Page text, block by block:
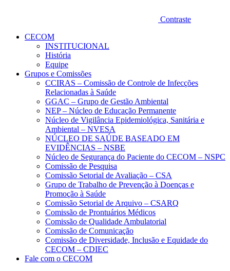
Contraste
CECOM
INSTITUCIONAL
História
Equipe
Grupos e Comissões
CCIRAS – Comissão de Controle de Infecções
Relacionadas à Saúde
GGAC – Grupo de Gestão Ambiental
NEP – Núcleo de Educação Permanente
Núcleo de Vigilância Epidemiológica, Sanitária e
Ambiental – NVESA
NÚCLEO DE SAÚDE BASEADO EM
EVIDÊNCIAS – NSBE
Núcleo de Segurança do Paciente do CECOM – NSPC
Comissão de Pesquisa
Comissão Setorial de Avaliação – CSA
Grupo de Trabalho de Prevenção à Doenças e
Promoção à Saúde
Comissão Setorial de Arquivo – CSARQ
Comissão de Prontuários Médicos
Comissão de Qualidade Ambulatorial
Comissão de Comunicação
Comissão de Diversidade, Inclusão e Equidade do
CECOM – CDIEC
Fale com o CECOM